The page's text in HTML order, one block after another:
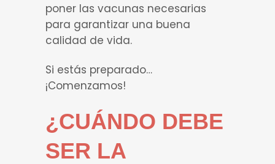
poner las vacunas necesarias
para garantizar una buena
calidad de vida.
Si estás preparado…
¡Comenzamos!
¿CUÁNDO DEBE
SER LA